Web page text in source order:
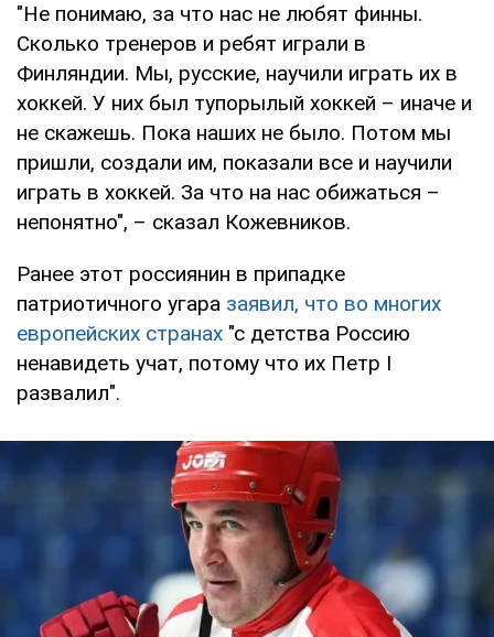
"Не понимаю, за что нас не любят финны.
Сколько тренеров и ребят играли в
Финляндии. Мы, русские, научили играть их в
хоккей. У них был тупорылый хоккей – иначе и
не скажешь. Пока наших не было. Потом мы
пришли, создали им, показали все и научили
играть в хоккей. За что на нас обижаться –
непонятно", – сказал Кожевников.
Ранее этот россиянин в припадке
патриотичного угара заявил, что во многих
европейских странах "с детства Россию
ненавидеть учат, потому что их Петр I
развалил".